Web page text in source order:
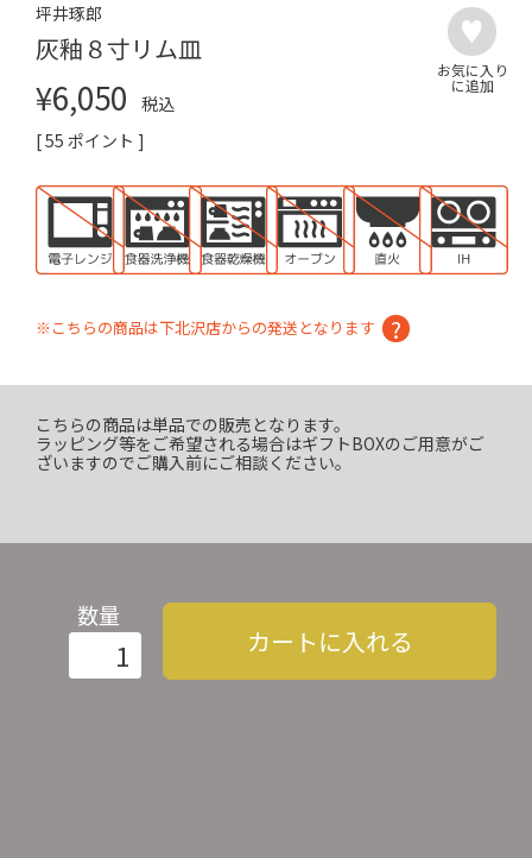
坪井琢郎
灰釉８寸リム皿
¥6,050
税込
[55 ポイント ]
※こちらの商品は下北沢店からの発送となります
こちらの商品は単品での販売となります。
ラッピング等をご希望される場合はギフトBOXのご用意がご
ざいますのでご購入前にご相談ください。
数量
カートに入れる